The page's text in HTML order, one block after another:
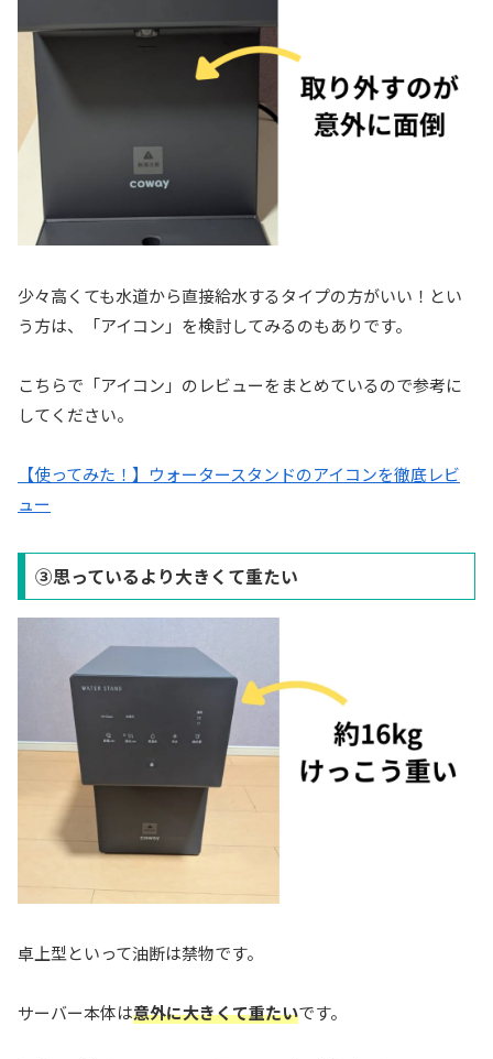
少々高くても水道から直接給水するタイプの方がいい！とい
う方は、「アイコン」を検討してみるのもありです。
こちらで「アイコン」のレビューをまとめているので参考に
してください。
【使ってみた！】ウォータースタンドのアイコンを徹底レビ
ュー
③思っているより大きくて重たい
卓上型といって油断は禁物です。
サーバー本体は意外に大きくて重たいです。